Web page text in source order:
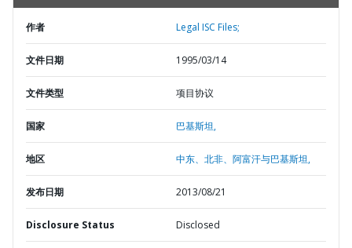
作者 Legal ISC Files;
文件日期 1995/03/14
文件类型 项目协议
国家 巴基斯坦,
地区 中东、北非、阿富汗与巴基斯坦,
发布日期 2013/08/21
Disclosure Status Disclosed